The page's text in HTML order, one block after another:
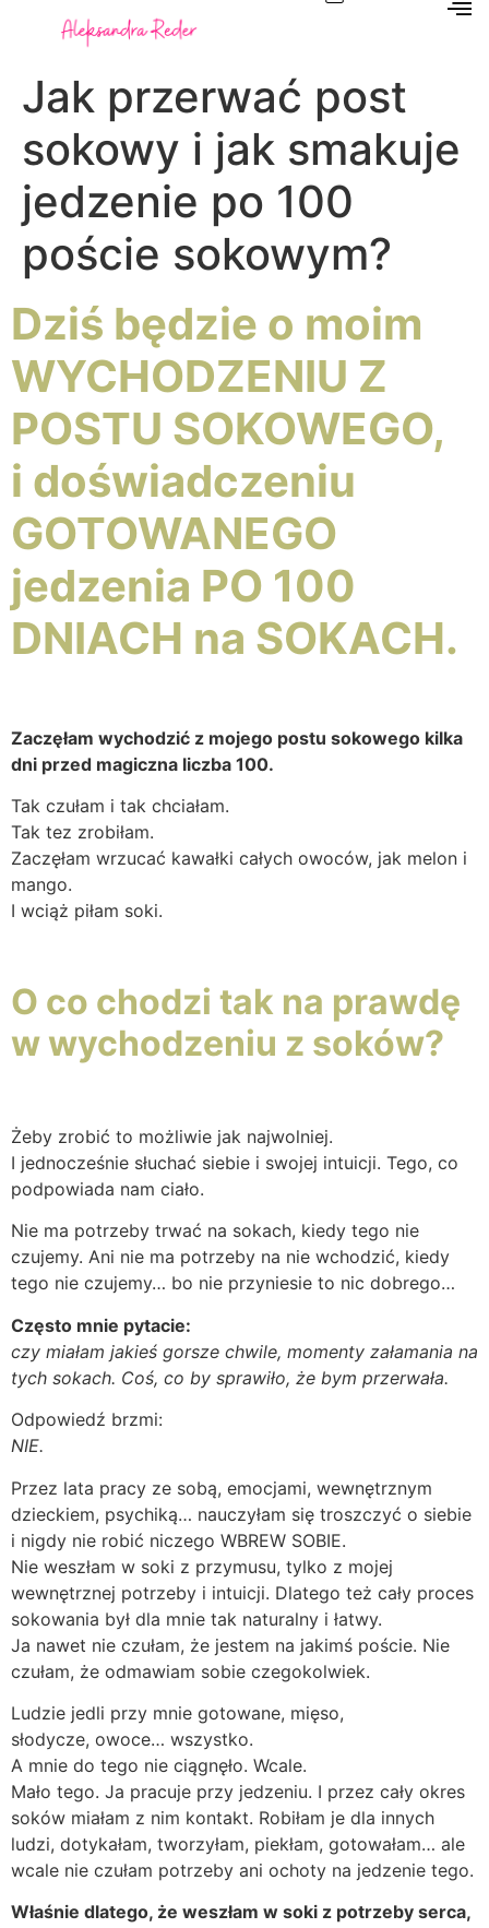
Jak przerwać post
sokowy i jak smakuje
jedzenie po 100
poście sokowym?
Dziś będzie o moim
WYCHODZENIU Z
POSTU SOKOWEGO,
i doświadczeniu
GOTOWANEGO
jedzenia PO 100
DNIACH na SOKACH.
Zaczęłam wychodzić z mojego postu sokowego kilka
dni przed magiczna liczba 100.
Tak czułam i tak chciałam.
Tak tez zrobiłam.
Zaczęłam wrzucać kawałki całych owoców, jak melon i
mango.
I wciąż piłam soki.
O co chodzi tak na prawdę
w wychodzeniu z soków?
Żeby zrobić to możliwie jak najwolniej.
I jednocześnie słuchać siebie i swojej intuicji. Tego, co
podpowiada nam ciało.
Nie ma potrzeby trwać na sokach, kiedy tego nie
czujemy. Ani nie ma potrzeby na nie wchodzić, kiedy
tego nie czujemy… bo nie przyniesie to nic dobrego…
Często mnie pytacie:
czy miałam jakieś gorsze chwile, momenty załamania na
tych sokach. Coś, co by sprawiło, że bym przerwała.
Odpowiedź brzmi:
NIE.
Przez lata pracy ze sobą, emocjami, wewnętrznym
dzieckiem, psychiką… nauczyłam się troszczyć o siebie
i nigdy nie robić niczego WBREW SOBIE.
Nie weszłam w soki z przymusu, tylko z mojej
wewnętrznej potrzeby i intuicji. Dlatego też cały proces
sokowania był dla mnie tak naturalny i łatwy.
Ja nawet nie czułam, że jestem na jakimś poście. Nie
czułam, że odmawiam sobie czegokolwiek.
Ludzie jedli przy mnie gotowane, mięso,
słodycze, owoce… wszystko.
A mnie do tego nie ciągnęło. Wcale.
Mało tego. Ja pracuje przy jedzeniu. I przez cały okres
soków miałam z nim kontakt. Robiłam je dla innych
ludzi, dotykałam, tworzyłam, piekłam, gotowałam… ale
wcale nie czułam potrzeby ani ochoty na jedzenie tego.
Właśnie dlatego, że weszłam w soki z potrzeby serca,